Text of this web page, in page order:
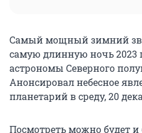
Самый мощный зимний
самую длинную ночь 2023
астрономы Северного
Анонсировал небесное
планетарий в среду, 20
Посмотреть можно будет и